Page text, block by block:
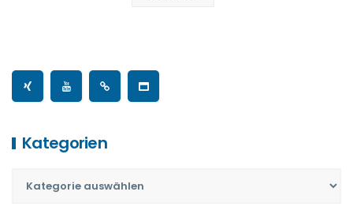
Kategorien